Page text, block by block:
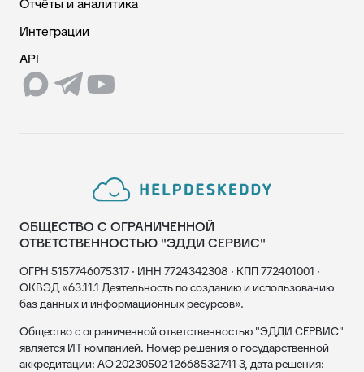
Отчёты и аналитика
Интеграции
API
ОБЩЕСТВО С ОГРАНИЧЕННОЙ
ОТВЕТСТВЕННОСТЬЮ "ЭДДИ СЕРВИС"
ОГРН 5157746075317 · ИНН 7724342308 · КПП 772401001 ·
ОКВЭД «63.11.1 Деятельность по созданию и использованию
баз данных и информационных ресурсов».
Общество с ограниченной ответственностью "ЭДДИ СЕРВИС"
является ИТ компанией. Номер решения о государственной
аккредитации: АО-20230502-12668532741-3, дата решения: